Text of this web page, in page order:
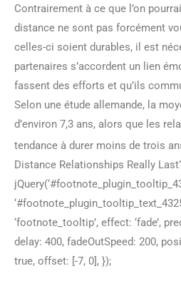
Contrairement à ce que l’on
distance ne sont pas forcément
celles-ci soient durables, il est
partenaires s’accordent un lien
fassent des efforts et qu’ils
Selon une étude allemande, la
d’environ 7,3 ans, alors que les
tendance à durer moins de trois
Distance Relationships Really
‘footnote_tooltip’, effect: ‘fade’,
delay: 400, fadeOutSpeed: 200,
true, offset: [-7, 0], });